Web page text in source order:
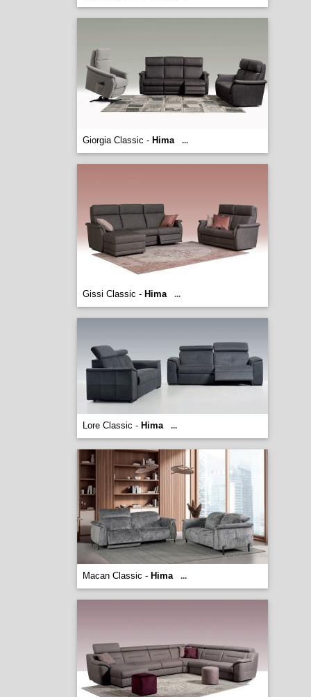
Giorgia Classic - Hima ...
Gissi Classic - Hima ...
Lore Classic - Hima ...
Macan Classic - Hima ...